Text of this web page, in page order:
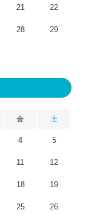
21 22
28 29
金 土
4 5
11 12
18 19
25 26